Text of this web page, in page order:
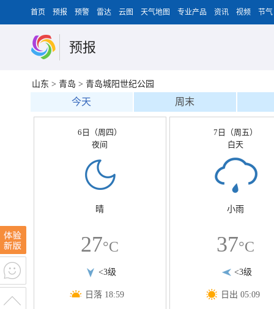
首页 预报 预警 雷达 云图 天气地图 专业产品 资讯 视频 节气
预报
山东 > 青岛 > 青岛城阳世纪公园
今天 周末
6日（周四）
夜间
晴
27°C
<3级
日落 18:59
7日（周五）
白天
小雨
37°C
<3级
日出 05:09